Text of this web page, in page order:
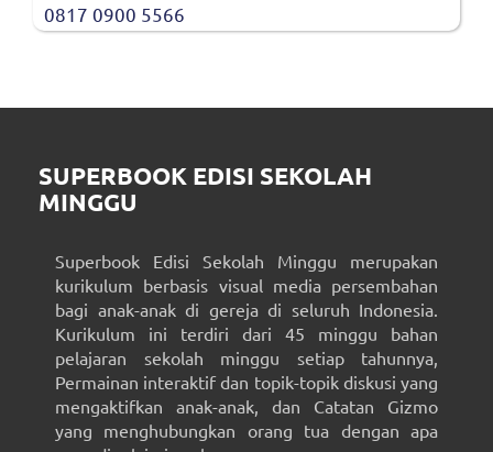
0817 0900 5566
SUPERBOOK EDISI SEKOLAH
MINGGU
Superbook Edisi Sekolah Minggu merupakan
kurikulum berbasis visual media persembahan
bagi anak-anak di gereja di seluruh Indonesia.
Kurikulum ini terdiri dari 45 minggu bahan
pelajaran sekolah minggu setiap tahunnya,
Permainan interaktif dan topik-topik diskusi yang
mengaktifkan anak-anak, dan Catatan Gizmo
yang menghubungkan orang tua dengan apa